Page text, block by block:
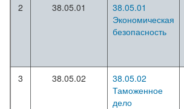
2 38.05.01
38.05.01
Экономическая
безопасность
3
38.05.02
38.05.02
Таможенное
дело